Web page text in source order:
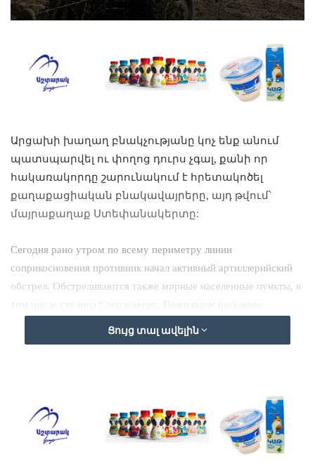
Արցախի խաղաղ բնակչությանը կոչ ենք անում
պատսպարվել ու փողոց դուրս չգալ, քանի որ
հակառակորդը շարունակում է հրետակոծել
քաղաքացիական բնակավայրերը, այդ թվում՝
մայրաքաղաք Ստեփանակերտը:
Сегодня рано утром по всему периметру линии
соприкосновения противник начал активный артиллерийский
обстрел. Обстреливаются также мирные населенные пункты, в
укрыться в убежищах. В то же время заявляем, что наш ответ
будет соразмерным, и всю ответственность за ситуацию несет
Ցույց տալ ավելին